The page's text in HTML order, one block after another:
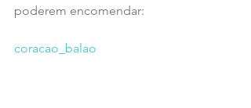
poderem encomendar:
coracao_balao